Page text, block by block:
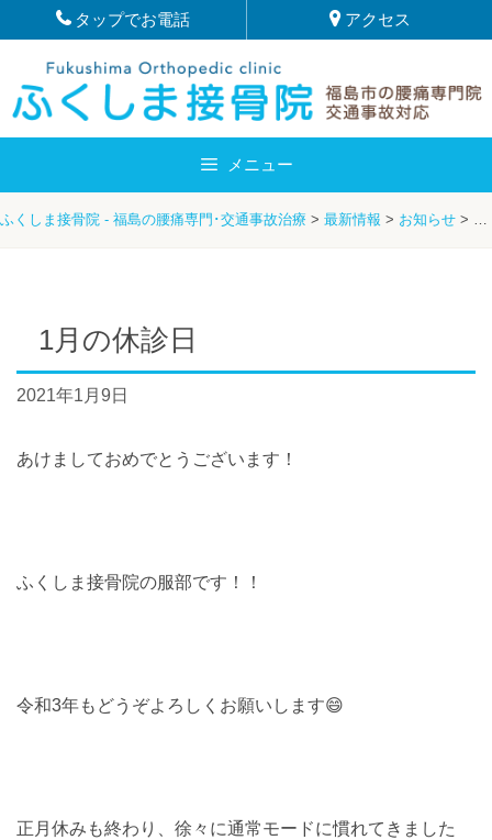
to
content
タップでお電話 アクセス
メニュー
ふくしま接骨院 - 福島の腰痛専門･交通事故治療 > 最新情報 > お知らせ > 服
1月の休診日
2021年1月9日
あけましておめでとうございます！
ふくしま接骨院の服部です！！
令和3年もどうぞよろしくお願いします😄
正月休みも終わり、徐々に通常モードに慣れてきました